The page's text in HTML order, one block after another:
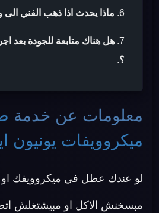
ماذا يحدث اذا ذهب الفني
هل هناك متابعة للجودة بعد
؟.
معلومات عن خدمة
ميكروويفات يونيون
لو عندك عطل في ميكروويفك او
مبسخنش الاكل او مبيشتغلش